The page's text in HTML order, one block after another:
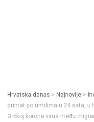
Hrvatska danas > Najnovije >
primat po umrlima u 24 sata, u
Grčkoj korona virus među